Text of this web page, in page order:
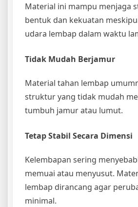
Material ini mampu menjaga
bentuk dan kekuatan
udara lembap dalam waktu
Tidak Mudah Berjamur
Material tahan lembap
struktur yang tidak mudah
tumbuh jamur atau lumut.
Tetap Stabil Secara Dimensi
Kelembapan sering
memuai atau menyusut.
lembap dirancang agar
minimal.